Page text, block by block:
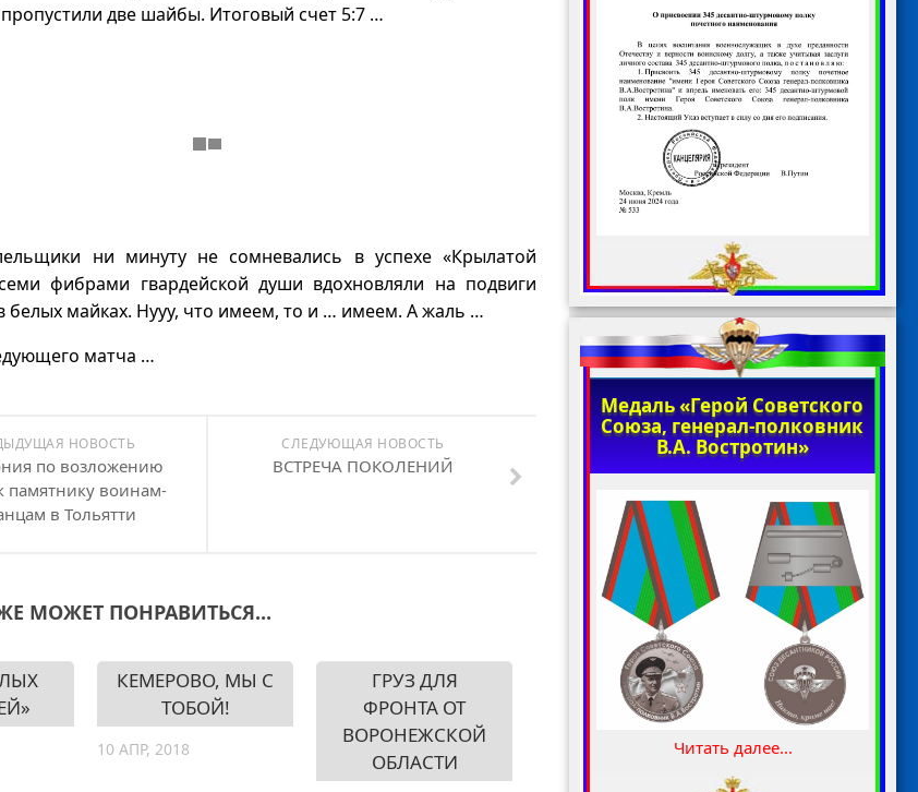
две шайбы. Итоговый счет 5:7 …
ни минуту не сомневались в успехе «Крылатой
фибрами гвардейской души вдохновляли на подвиги
белых майках. Нууу, что имеем, то и … имеем. А жаль …
матча …
СЛЕДУЮЩАЯ НОВОСТЬ
ВСТРЕЧА ПОКОЛЕНИЙ
НОВОСТЬ
по возложению
памятнику воинам-
в Тольятти
МОЖЕТ ПОНРАВИТЬСЯ...
КЕМЕРОВО, МЫ С
ТОБОЙ!
10 АПР, 2018
ГРУЗ ДЛЯ
ФРОНТА ОТ
ВОРОНЕЖСКОЙ
ОБЛАСТИ
Медаль «Герой Советского
Союза, генерал-полковник
В.А. Востротин»
Читать далее...